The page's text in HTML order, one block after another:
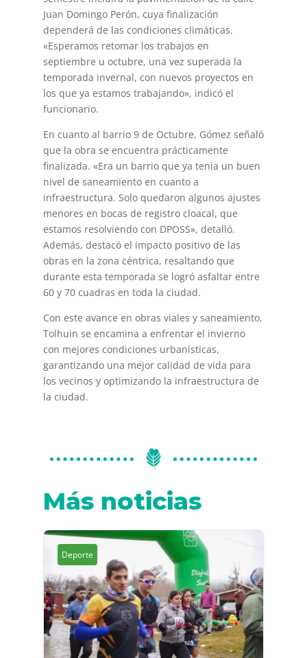
Juan Domingo Perón, cuya finalización
dependerá de las condiciones climáticas.
«Esperamos retomar los trabajos en
septiembre u octubre, una vez superada la
temporada invernal, con nuevos proyectos en
los que ya estamos trabajando», indicó el
funcionario.
En cuanto al barrio 9 de Octubre, Gómez señaló
que la obra se encuentra prácticamente
finalizada. «Era un barrio que ya tenía un buen
nivel de saneamiento en cuanto a
infraestructura. Solo quedaron algunos ajustes
menores en bocas de registro cloacal, que
estamos resolviendo con DPOSS», detalló.
Además, destacó el impacto positivo de las
obras en la zona céntrica, resaltando que
durante esta temporada se logró asfaltar entre
60 y 70 cuadras en toda la ciudad.
Con este avance en obras viales y saneamiento,
Tolhuin se encamina a enfrentar el invierno
con mejores condiciones urbanísticas,
garantizando una mejor calidad de vida para
los vecinos y optimizando la infraestructura de
la ciudad.
Más noticias
Deporte